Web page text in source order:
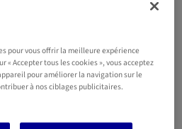
et
pour vous offrir la meilleure expérience
« Accepter tous les cookies », vous acceptez
pour améliorer la navigation sur le
à nos ciblages publicitaires.